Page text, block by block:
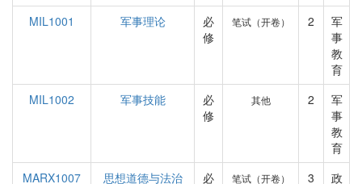
MIL1001
军事理论
必
修
笔试（开卷） 2
军
事
教
育
MIL1002
军事技能
必
修
其他 2
军
事
教
育
MARX1007
思想道德与法治
必
笔试（开卷） 3
政